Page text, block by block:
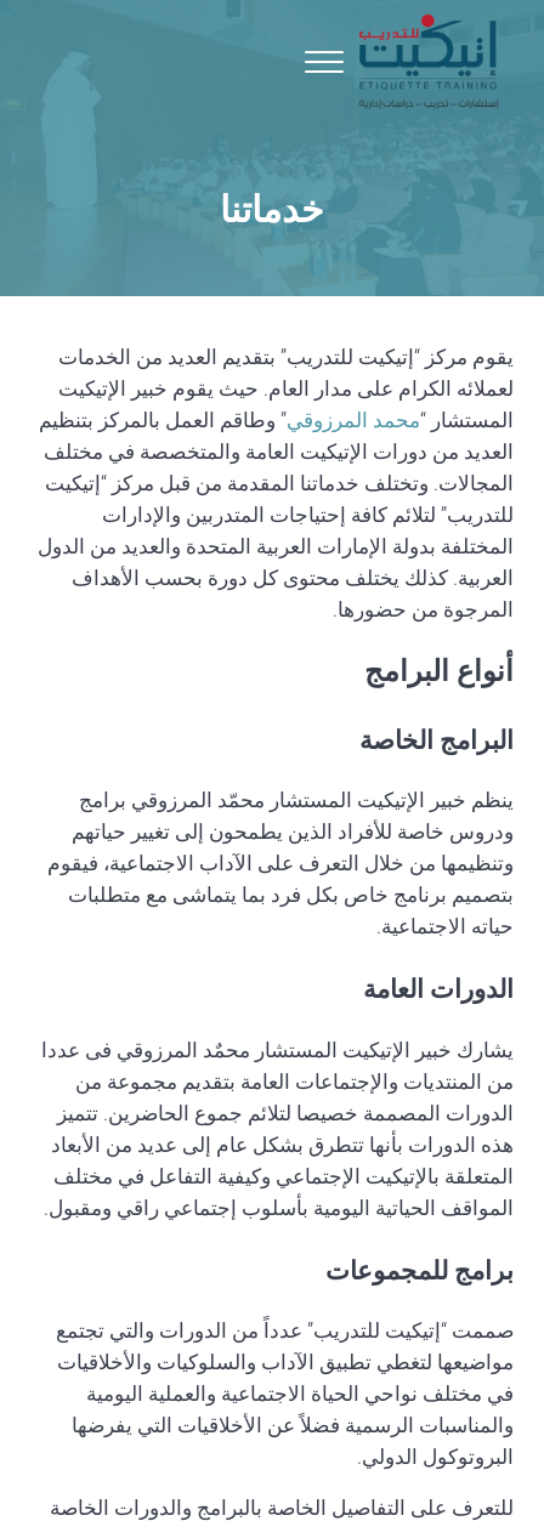
Skip to main content
Skip to header right navigation
Skip to site footer
Menu
خدماتنا
يقوم مركز “إتيكيت للتدريب” بتقديم العديد من الخدمات
لعملائه الكرام على مدار العام. حيث يقوم خبير الإتيكيت
المستشار “محمد المرزوقي” وطاقم العمل بالمركز بتنظيم
العديد من دورات الإتيكيت العامة والمتخصصة في مختلف
المجالات. وتختلف خدماتنا المقدمة من قبل مركز “إتيكيت
للتدريب” لتلائم كافة إحتياجات المتدربين والإدارات
المختلفة بدولة الإمارات العربية المتحدة والعديد من الدول
العربية. كذلك يختلف محتوى كل دورة بحسب الأهداف
المرجوة من حضورها.
أنواع البرامج
البرامج الخاصة
ينظم خبير الإتيكيت المستشار محمّد المرزوقي برامج
ودروس خاصة للأفراد الذين يطمحون إلى تغيير حياتهم
وتنظيمها من خلال التعرف على الآداب الاجتماعية، فيقوم
بتصميم برنامج خاص بكل فرد بما يتماشى مع متطلبات
حياته الاجتماعية.
الدورات العامة
يشارك خبير الإتيكيت المستشار محمٌد المرزوقي فى عددا
من المنتديات والإجتماعات العامة بتقديم مجموعة من
الدورات المصممة خصيصا لتلائم جموع الحاضرين. تتميز
هذه الدورات بأنها تتطرق بشكل عام إلى عديد من الأبعاد
المتعلقة بالإتيكيت الإجتماعي وكيفية التفاعل في مختلف
المواقف الحياتية اليومية بأسلوب إجتماعي راقي ومقبول.
برامج للمجموعات
صممت “إتيكيت للتدريب” عدداً من الدورات والتي تجتمع
مواضيعها لتغطي تطبيق الآداب والسلوكيات والأخلاقيات
في مختلف نواحي الحياة الاجتماعية والعملية اليومية
والمناسبات الرسمية فضلاً عن الأخلاقيات التي يفرضها
البروتوكول الدولي.
للتعرف على التفاصيل الخاصة بالبرامج والدورات الخاصة